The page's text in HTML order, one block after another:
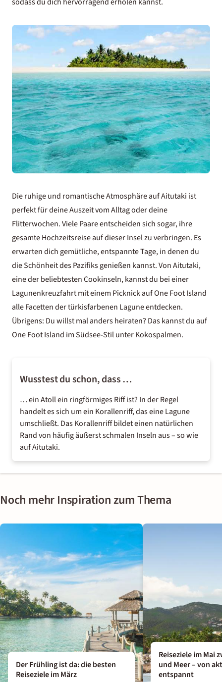
Die ruhige und romantische Atmosphäre auf Aitutaki ist
perfekt für deine Auszeit vom Alltag oder deine
Flitterwochen. Viele Paare entscheiden sich sogar, ihre
gesamteHochzeitsreiseauf dieser Insel zu verbringen. Es
erwarten dich gemütliche, entspannte Tage, in denen du
die Schönheit des Pazifiks genießen kannst. Von Aitutaki,
eine der beliebtesten Cookinseln, kannst du bei einer
Lagunenkreuzfahrt mit einem Picknick auf One Foot Island
alle Facetten der türkisfarbenen Lagune entdecken.
Übrigens: Du willstmal anders heiraten? Das kannst du auf
One Foot Island im Südsee-Stil unter Kokospalmen.
Wusstest du schon, dass …
… ein Atoll ein ringförmiges Riff ist? In der Regel
handelt es sich um ein Korallenriff, das eine Lagune
umschließt. Das Korallenriff bildet einen natürlichen
Rand von häufig äußerst schmalen Inseln aus – so wie
auf Aitutaki.
Noch mehr Inspiration zum Thema
Der Frühling ist da: die besten
Reiseziele im März
Reiseziele im Mai
und Meer – von
entspannt